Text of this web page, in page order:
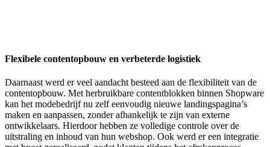
Flexibele contentopbouw en verbeterde logistiek
Daarnaast werd er veel aandacht besteed aan de flexibiliteit van de
contentopbouw. Met herbruikbare contentblokken binnen Shopware
kan het modebedrijf nu zelf eenvoudig nieuwe landingspagina’s
maken en aanpassen, zonder afhankelijk te zijn van externe
ontwikkelaars. Hierdoor hebben ze volledige controle over de
uitstraling en inhoud van hun webshop. Ook werd er een integratie